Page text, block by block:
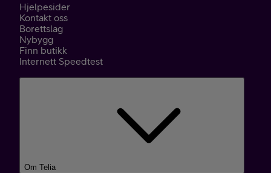
Hjelpesider
Kontakt oss
Borettslag
Nybygg
Finn butikk
Internett Speedtest
Om Telia